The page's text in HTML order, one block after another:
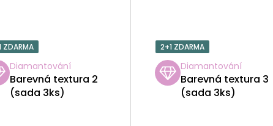
ZDARMA
Diamantování
Barevná textura 2
(sada 3ks)
2+1 ZDARMA
Diamantování
Barevná textura 3
(sada 3ks)